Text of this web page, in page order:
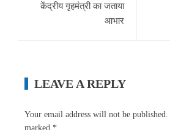
केंद्रीय गृहमंत्री का जताया
आभार
LEAVE A REPLY
Your email address will not be published.
marked *